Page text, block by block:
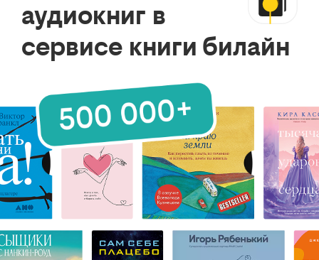
аудиокниг в
сервисе книги билайн